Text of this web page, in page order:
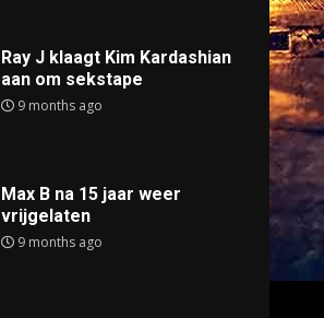
Ray J klaagt Kim Kardashian
aan om sekstape
9 months ago
Max B na 15 jaar weer
vrijgelaten
9 months ago